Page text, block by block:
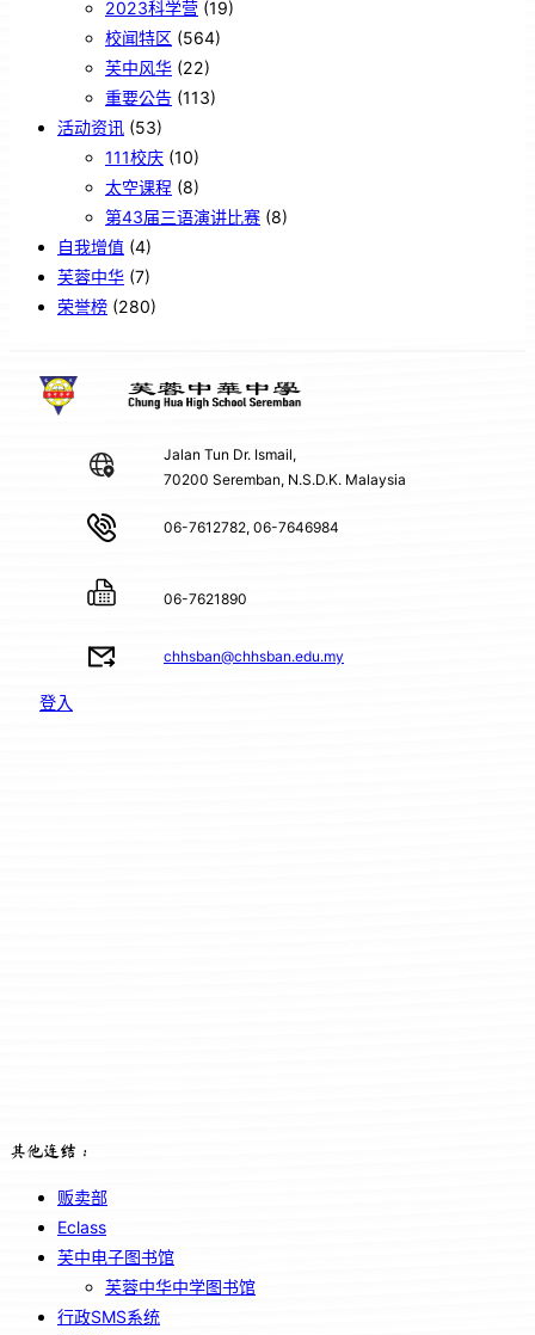
2023科学营 (19)
校闻特区 (564)
芙中风华 (22)
重要公告 (113)
活动资讯 (53)
111校庆 (10)
太空课程 (8)
第43届三语演讲比赛 (8)
自我增值 (4)
芙蓉中华 (7)
荣誉榜 (280)
Jalan Tun Dr. Ismail,
70200 Seremban, N.S.D.K. Malaysia
06-7612782, 06-7646984
06-7621890
chhsban@chhsban.edu.my
登入
其他连结：
贩卖部
Eclass
芙中电子图书馆
芙蓉中华中学图书馆
行政SMS系统